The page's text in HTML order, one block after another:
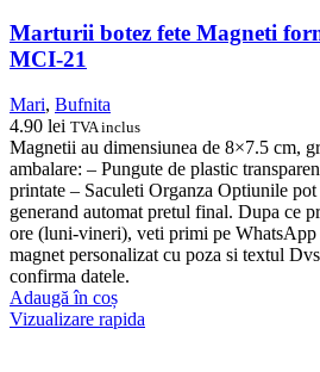
Marturii botez fete Magneti
MCI-21
Mari, Bufnita
4.90 lei TVA inclus
Magnetii au dimensiunea de 8×7.5 cm,
ambalare: – Pungute de plastic
printate – Saculeti Organza Optiunile pot
generand automat pretul final. Dupa ce
ore (luni-vineri), veti primi pe WhatsApp
magnet personalizat cu poza si textul
confirma datele.
Adaugă în coș
Vizualizare rapida